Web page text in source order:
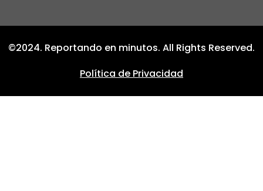
©2024. Reportando en minutos. All Rights Reserved.
Política de Privacidad